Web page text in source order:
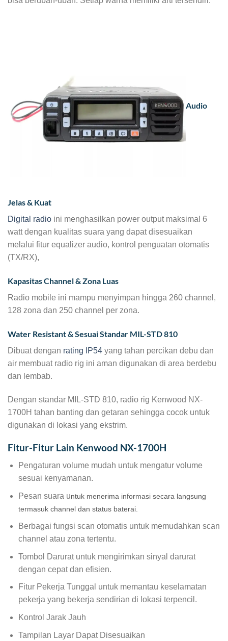
Audio
Jelas & Kuat
Digital radio ini menghasilkan power output maksimal 6
watt dengan kualitas suara yang dapat disesuaikan
melalui fitur equalizer audio, kontrol penguatan otomatis
(TX/RX),
Kapasitas Channel & Zona Luas
Radio mobile ini mampu menyimpan hingga 260 channel,
128 zona dan 250 channel per zona.
Water Resistant & Sesuai Standar MIL-STD 810
Dibuat dengan rating IP54 yang tahan percikan debu dan
air membuat radio rig ini aman digunakan di area berdebu
dan lembab.
Dengan standar MIL-STD 810, radio rig Kenwood NX-
1700H tahan banting dan getaran sehingga cocok untuk
digunakan di lokasi yang ekstrim.
Fitur-Fitur Lain Kenwood NX-1700H
Pengaturan volume mudah untuk mengatur volume
sesuai kenyamanan.
Pesan suara untuk menerima informasi secara langsung
termasuk channel dan status baterai.
Berbagai fungsi scan otomatis untuk memudahkan scan
channel atau zona tertentu.
Tombol Darurat untuk mengirimkan sinyal darurat
dengan cepat dan efisien.
Fitur Pekerja Tunggal untuk memantau keselamatan
pekerja yang bekerja sendirian di lokasi terpencil.
Kontrol Jarak Jauh
Tampilan Layar Dapat Disesuaikan